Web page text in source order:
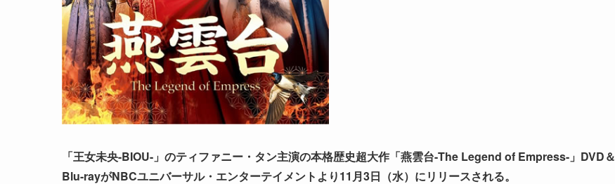
「王女未央-BIOU-」のティファニー・タン主演の本格歴史超大作「燕雲台-The Legend of Empress-」DVD＆
Blu-rayがNBCユニバーサル・エンターテイメントより11月3日（水）にリリースされる。